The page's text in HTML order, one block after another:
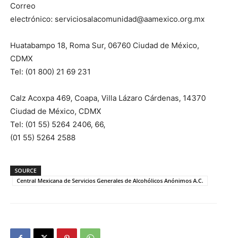
Correo
electrónico: serviciosalacomunidad@aamexico.org.mx
Huatabampo 18, Roma Sur, 06760 Ciudad de México,
CDMX
Tel: (01 800) 21 69 231
Calz Acoxpa 469, Coapa, Villa Lázaro Cárdenas, 14370
Ciudad de México, CDMX
Tel: (01 55) 5264 2406, 66,
(01 55) 5264 2588
SOURCE
Central Mexicana de Servicios Generales de Alcohólicos Anónimos A.C.